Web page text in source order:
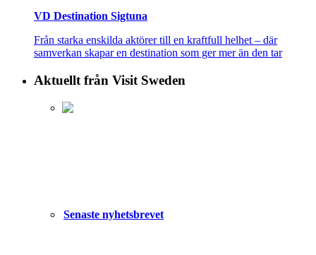
VD Destination Sigtuna
Från starka enskilda aktörer till en kraftfull helhet – där
samverkan skapar en destination som ger mer än den tar
Aktuellt från Visit Sweden
Senaste nyhetsbrevet